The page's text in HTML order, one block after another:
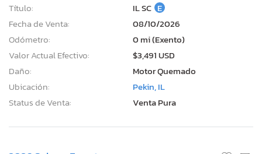
Título:
IL SC E
Fecha de Venta:
08/10/2026
Odómetro:
0 mi (Exento)
Valor Actual Efectivo:
$3,491 USD
Daño:
Motor Quemado
Ubicación:
Pekin, IL
Status de Venta:
Venta Pura